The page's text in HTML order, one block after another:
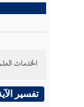
الخدمات
تفسير